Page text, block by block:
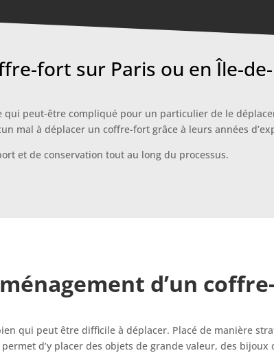
fort sur Paris ou en Île-de-
peut-être compliqué pour un particulier de le
mal à déplacer un coffre-fort grâce à leurs années
et de conservation tout au long du processus.
d’un
qui peut être difficile à déplacer. Placé de manière
d’y placer des objets de grande valeur, des